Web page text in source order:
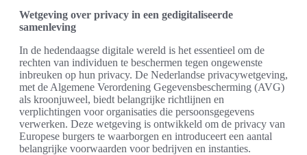
Wetgeving over privacy in een gedigitaliseerde
samenleving
In de hedendaagse digitale wereld is het essentieel om de
rechten van individuen te beschermen tegen ongewenste
inbreuken op hun privacy. De Nederlandse privacywetgeving,
met de Algemene Verordening Gegevensbescherming (AVG)
als kroonjuweel, biedt belangrijke richtlijnen en
verplichtingen voor organisaties die persoonsgegevens
verwerken. Deze wetgeving is ontwikkeld om de privacy van
Europese burgers te waarborgen en introduceert een aantal
belangrijke voorwaarden voor bedrijven en instanties.